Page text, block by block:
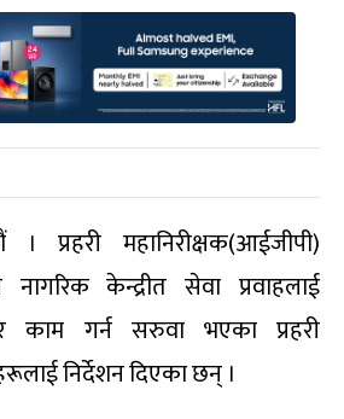
प्रहरी महानिरीक्षक(आईजीपी)
नागरिक केन्द्रीत सेवा प्रवाहलाई
काम गर्न सरुवा भएका प्रहरी
निर्देशन दिएका छन् ।